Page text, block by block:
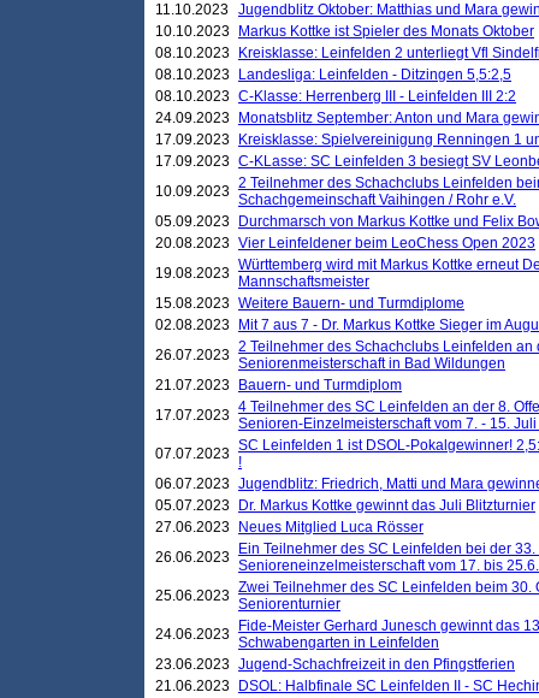
11.10.2023 Jugendblitz Oktober: Matthias und Mara
10.10.2023
Markus Kottke ist Spieler des Monats Oktober
08.10.2023
Kreisklasse: Leinfelden 2 unterliegt Vfl
08.10.2023
Landesliga: Leinfelden - Ditzingen 5,5:2,5
08.10.2023 C-Klasse: Herrenberg III - Leinfelden III 2:2
24.09.2023
Monatsblitz September: Anton und Mara
17.09.2023
Kreisklasse: Spielvereinigung Renningen 1
17.09.2023 C-KLasse: SC Leinfelden 3 besiegt SV
10.09.2023 2 Teilnehmer des Schachclubs Leinfelden
Schachgemeinschaft Vaihingen / Rohr e.V.
05.09.2023
Durchmarsch von Markus Kottke und Felix
20.08.2023 Vier Leinfeldener beim LeoChess Open 2023
19.08.2023 Württemberg wird mit Markus Kottke erneut
Mannschaftsmeister
15.08.2023 Weitere Bauern- und Turmdiplome
02.08.2023
Mit 7 aus 7 - Dr. Markus Kottke Sieger im
26.07.2023 2 Teilnehmer des Schachclubs Leinfelden an
Seniorenmeisterschaft in Bad Wildungen
21.07.2023
Bauern- und Turmdiplom
17.07.2023 4 Teilnehmer des SC Leinfelden an der 8.
Senioren-Einzelmeisterschaft vom 7. - 15.
07.07.2023 SC Leinfelden 1 ist DSOL-Pokalgewinner!
!
06.07.2023 Jugendblitz: Friedrich, Matti und Mara
05.07.2023
Dr. Markus Kottke gewinnt das Juli Blitzturnier
27.06.2023
Neues Mitglied Luca Rösser
26.06.2023
Ein Teilnehmer des SC Leinfelden bei der
Senioreneinzelmeisterschaft vom 17. bis
25.06.2023 Zwei Teilnehmer des SC Leinfelden beim
Seniorenturnier
24.06.2023
Fide-Meister Gerhard Junesch gewinnt das
Schwabengarten in Leinfelden
23.06.2023 Jugend-Schachfreizeit in den Pfingstferien
21.06.2023
DSOL: Halbfinale SC Leinfelden II - SC